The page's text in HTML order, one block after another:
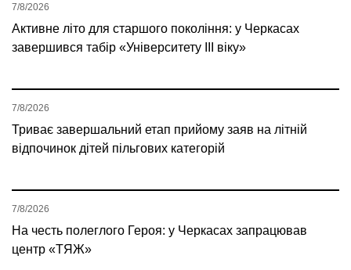
Активне літо для старшого покоління: у Черкасах
завершився табір «Університету ІІІ віку»
7/8/2026
Триває завершальний етап прийому заяв на літній
відпочинок дітей пільгових категорій
7/8/2026
На честь полеглого Героя: у Черкасах запрацював
центр «ТЯЖ»
7/8/2026